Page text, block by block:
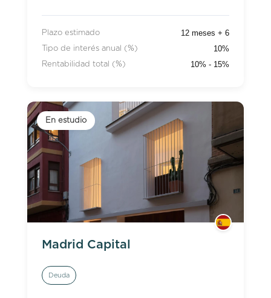
Plazo estimado 12 meses + 6
Tipo de interés anual (%) 10%
Rentabilidad total (%) 10% - 15%
En estudio
Madrid Capital
Deuda